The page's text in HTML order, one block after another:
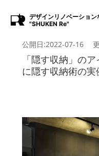
デザインリノベーション
"SHUKEN Re"
公開日:2022-07-16
「隠す収納」の
に隠す収納術​の実